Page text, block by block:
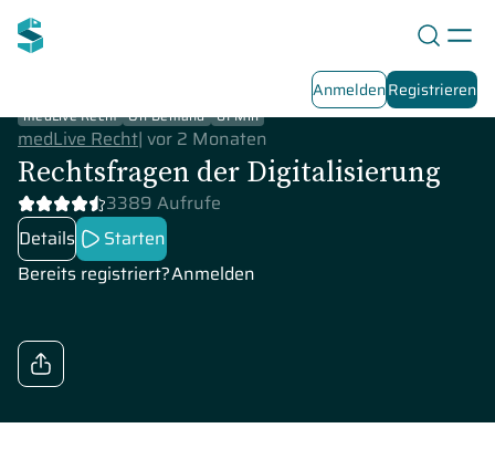
AnmeldenRegistrieren
medLive Recht On-Demand 61 Min
medLive Recht| vor 2 Monaten
Rechtsfragen der Digitalisierung
3389 Aufrufe
Details
Starten
Bereits registriert?Anmelden